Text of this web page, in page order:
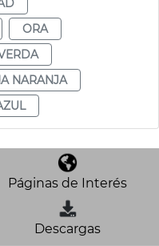
ORA
NARANJA
Páginas de Interés
Descargas